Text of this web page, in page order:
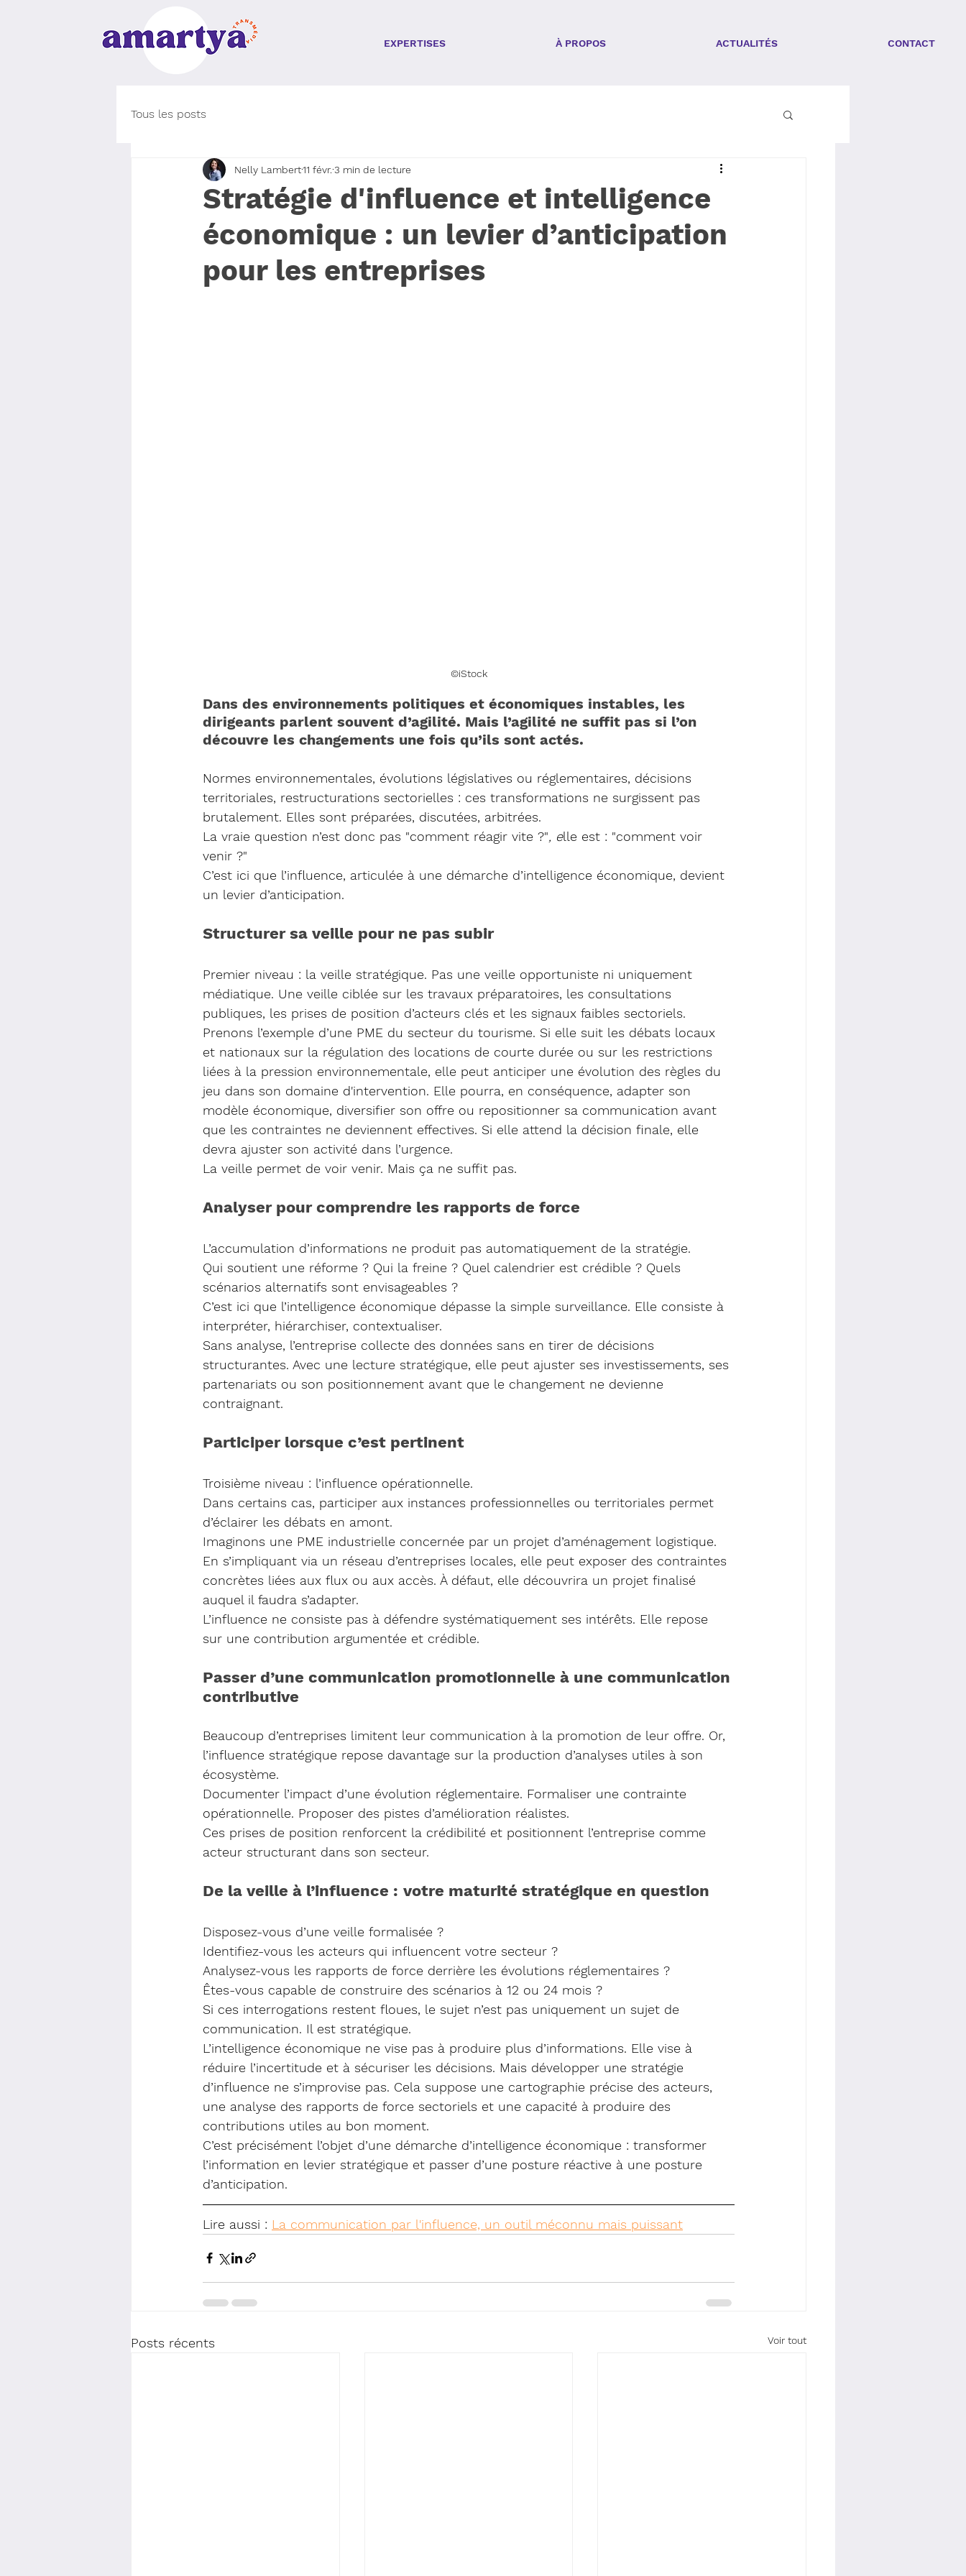
EXPERTISES À PROPOS ACTUALITÉS CONTACT
Tous les posts
Stratégie d'influence et intelligence
économique : un levier d’anticipation
pour les entreprises
Nelly Lambert11 févr. 3 min de lecture
©iStock
Dans des environnements politiques et économiques instables, les
dirigeants parlent souvent d’agilité. Mais l’agilité ne suffit pas si l’on
découvre les changements une fois qu’ils sont actés.
Normes environnementales, évolutions législatives ou réglementaires, décisions
territoriales, restructurations sectorielles : ces transformations ne surgissent pas
brutalement. Elles sont préparées, discutées, arbitrées.
La vraie question n’est donc pas "comment réagir vite ?", elle est : "comment voir
venir ?"
C’est ici que l’influence, articulée à une démarche d’intelligence économique, devient
un levier d’anticipation.
Structurer sa veille pour ne pas subir
Premier niveau : la veille stratégique. Pas une veille opportuniste ni uniquement
médiatique. Une veille ciblée sur les travaux préparatoires, les consultations
publiques, les prises de position d’acteurs clés et les signaux faibles sectoriels.
Prenons l’exemple d’une PME du secteur du tourisme. Si elle suit les débats locaux
et nationaux sur la régulation des locations de courte durée ou sur les restrictions
liées à la pression environnementale, elle peut anticiper une évolution des règles du
jeu dans son domaine d'intervention. Elle pourra, en conséquence, adapter son
modèle économique, diversifier son offre ou repositionner sa communication avant
que les contraintes ne deviennent effectives. Si elle attend la décision finale, elle
devra ajuster son activité dans l’urgence.
La veille permet de voir venir. Mais ça ne suffit pas.
Analyser pour comprendre les rapports de force
L’accumulation d’informations ne produit pas automatiquement de la stratégie.
Qui soutient une réforme ? Qui la freine ? Quel calendrier est crédible ? Quels
scénarios alternatifs sont envisageables ?
C’est ici que l’intelligence économique dépasse la simple surveillance. Elle consiste à
interpréter, hiérarchiser, contextualiser.
Sans analyse, l’entreprise collecte des données sans en tirer de décisions
structurantes. Avec une lecture stratégique, elle peut ajuster ses investissements, ses
partenariats ou son positionnement avant que le changement ne devienne
contraignant.
Participer lorsque c’est pertinent
Troisième niveau : l’influence opérationnelle.
Dans certains cas, participer aux instances professionnelles ou territoriales permet
d’éclairer les débats en amont.
Imaginons une PME industrielle concernée par un projet d’aménagement logistique.
En s’impliquant via un réseau d’entreprises locales, elle peut exposer des contraintes
concrètes liées aux flux ou aux accès. À défaut, elle découvrira un projet finalisé
auquel il faudra s’adapter.
L’influence ne consiste pas à défendre systématiquement ses intérêts. Elle repose
sur une contribution argumentée et crédible.
Passer d’une communication promotionnelle à une communication
contributive
Beaucoup d’entreprises limitent leur communication à la promotion de leur offre. Or,
l’influence stratégique repose davantage sur la production d’analyses utiles à son
écosystème.
Documenter l’impact d’une évolution réglementaire. Formaliser une contrainte
opérationnelle. Proposer des pistes d’amélioration réalistes.
Ces prises de position renforcent la crédibilité et positionnent l’entreprise comme
acteur structurant dans son secteur.
De la veille à l’influence : votre maturité stratégique en question
Disposez-vous d’une veille formalisée ?
Identifiez-vous les acteurs qui influencent votre secteur ?
Analysez-vous les rapports de force derrière les évolutions réglementaires ?
Êtes-vous capable de construire des scénarios à 12 ou 24 mois ?
Si ces interrogations restent floues, le sujet n’est pas uniquement un sujet de
communication. Il est stratégique.
L’intelligence économique ne vise pas à produire plus d’informations. Elle vise à
réduire l’incertitude et à sécuriser les décisions. Mais développer une stratégie
d’influence ne s’improvise pas. Cela suppose une cartographie précise des acteurs,
une analyse des rapports de force sectoriels et une capacité à produire des
contributions utiles au bon moment.
C’est précisément l’objet d’une démarche d’intelligence économique : transformer
l’information en levier stratégique et passer d’une posture réactive à une posture
d’anticipation.
Lire aussi : La communication par l'influence, un outil méconnu mais puissant
Posts récents Voir tout